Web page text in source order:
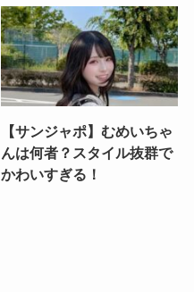
【サンジャポ】むめいちゃ
んは何者？スタイル抜群で
かわいすぎる！